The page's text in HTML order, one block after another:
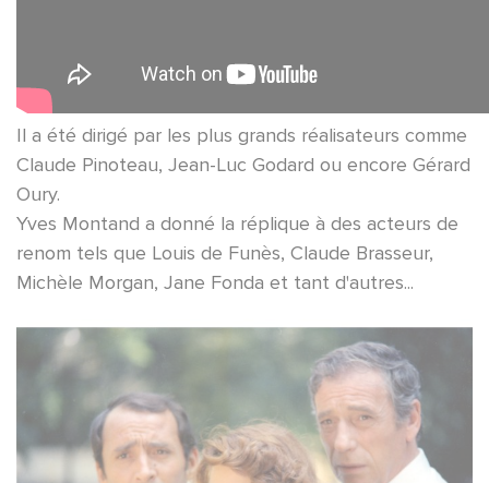
Il a été dirigé par les plus grands réalisateurs comme
Claude Pinoteau, Jean-Luc Godard ou encore Gérard
Oury.
Yves Montand a donné la réplique à des acteurs de
renom tels que Louis de Funès, Claude Brasseur,
Michèle Morgan, Jane Fonda et tant d'autres...